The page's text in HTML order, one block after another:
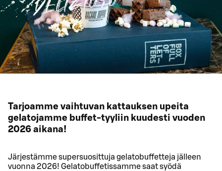
Tarjoamme vaihtuvan kattauksen upeita
gelatojamme buffet-tyyliin kuudesti vuoden
2026 aikana!
Järjestämme supersuosittuja gelatobuffetteja jälleen
vuonna 2026! Gelatobuffetissamme saat syödä